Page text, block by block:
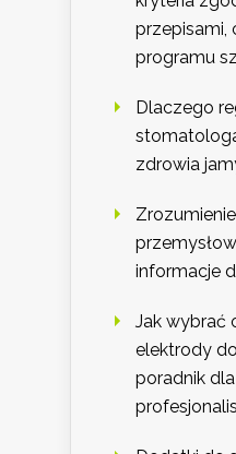
przepisami,
programu
Dlaczego
zdrowia
informacje
Jak wybrać
elektrody
poradnik